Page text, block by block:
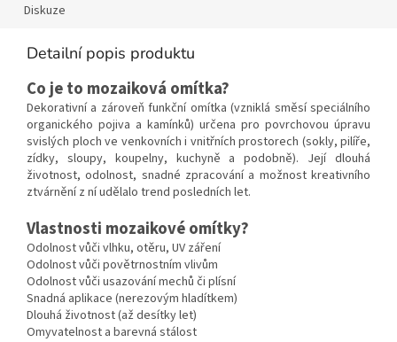
Diskuze
Detailní popis produktu
Co je to mozaiková omítka?
Dekorativní a zároveň funkční omítka (vzniklá směsí speciálního
organického pojiva a kamínků) určena pro povrchovou úpravu
svislých ploch ve venkovních i vnitřních prostorech (sokly, pilíře,
zídky, sloupy, koupelny, kuchyně a podobně). Její dlouhá
životnost, odolnost, snadné zpracování a možnost kreativního
ztvárnění z ní udělalo trend posledních let.
Vlastnosti mozaikové omítky?
Odolnost vůči vlhku, otěru, UV záření
Odolnost vůči povětrnostním vlivům
Odolnost vůči usazování mechů či plísní
Snadná aplikace (nerezovým hladítkem)
Dlouhá životnost (až desítky let)
Omyvatelnost a barevná stálost